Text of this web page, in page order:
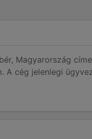
Magyarország
cég jelenlegi